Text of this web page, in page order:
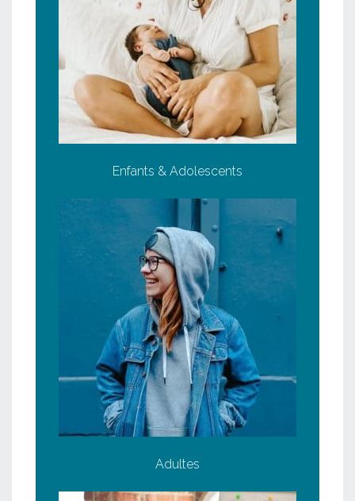
Enfants & Adolescents
Adultes